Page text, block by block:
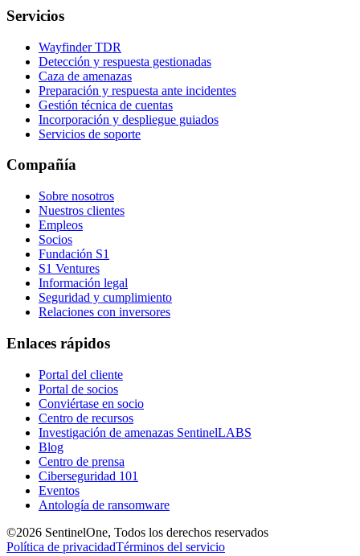
Servicios
Wayfinder TDR
Detección y respuesta gestionadas
Caza de amenazas
Preparación y respuesta ante incidentes
Gestión técnica de cuentas
Incorporación y despliegue guiados
Servicios de soporte
Compañía
Sobre nosotros
Nuestros clientes
Empleos
Socios
Fundación S1
S1 Ventures
Información legal
Seguridad y cumplimiento
Relaciones con inversores
Enlaces rápidos
Portal del cliente
Portal de socios
Conviértase en socio
Centro de recursos
Investigación de amenazas SentinelLABS
Blog
Centro de prensa
Ciberseguridad 101
Eventos
Antología de ransomware
©2026 SentinelOne, Todos los derechos reservados
Política de privacidadTérminos del servicio